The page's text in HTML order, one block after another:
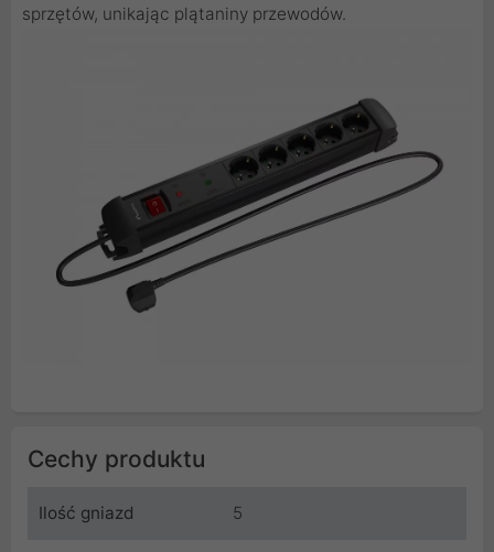
sprzętów, unikając plątaniny przewodów.
Cechy produktu
Ilość gniazd 5